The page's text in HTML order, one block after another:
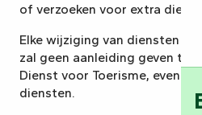
of verzoeken voor extra
Elke wijziging van diensten
zal geen aanleiding geven tot
Dienst voor Toerisme,
diensten.